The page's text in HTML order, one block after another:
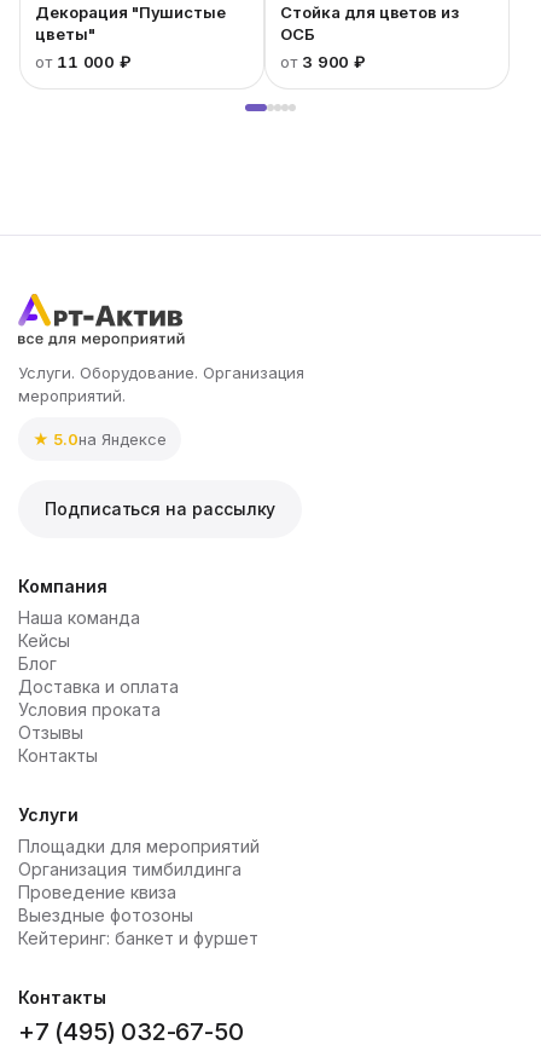
Декорация "Пушистые
цветы"
от 11 000 ₽
Стойка для цветов из
ОСБ
от 3 900 ₽
Услуги. Оборудование. Организация
мероприятий.
★ 5.0на Яндексе
Подписаться на рассылку
Компания
Наша команда
Кейсы
Блог
Доставка и оплата
Условия проката
Отзывы
Контакты
Услуги
Площадки для мероприятий
Организация тимбилдинга
Проведение квиза
Выездные фотозоны
Кейтеринг: банкет и фуршет
Контакты
+7 (495) 032-67-50